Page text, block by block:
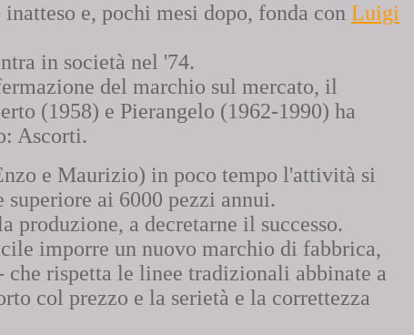
e, pochi mesi dopo, fonda con Luigi
in società nel '74.
del marchio sul mercato, il
(1958) e Pierangelo (1962-1990) ha
Ascorti.
e Maurizio) in poco tempo l'attività si
ai 6000 pezzi annui.
produzione, a decretarne il successo.
imporre un nuovo marchio di fabbrica,
rispetta le linee tradizionali abbinate a
col prezzo e la serietà e la correttezza